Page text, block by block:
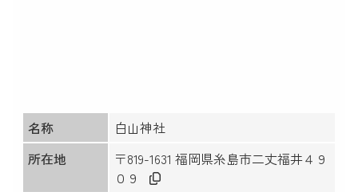
名称
白山神社
所在地
〒819-1631 福岡県糸島市二丈福井４９
０９